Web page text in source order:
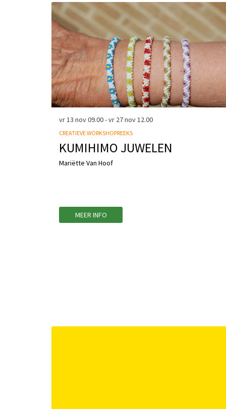
KUMIHIMO JUWELEN
Mariëtte Van Hoof
CREATIEVE WORKSHOPREEKS
vr 13 nov09.00-vr 27 nov12.00
MEER INFO